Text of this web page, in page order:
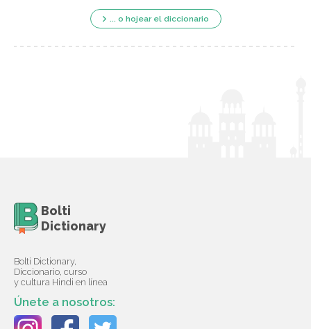
... o hojear el diccionario
Bolti
Dictionary
Bolti Dictionary,
Diccionario, curso
y cultura Hindi en línea
Únete a nosotros: